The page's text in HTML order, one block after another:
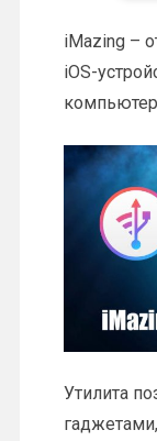
iMazing –
iOS-
Утилита